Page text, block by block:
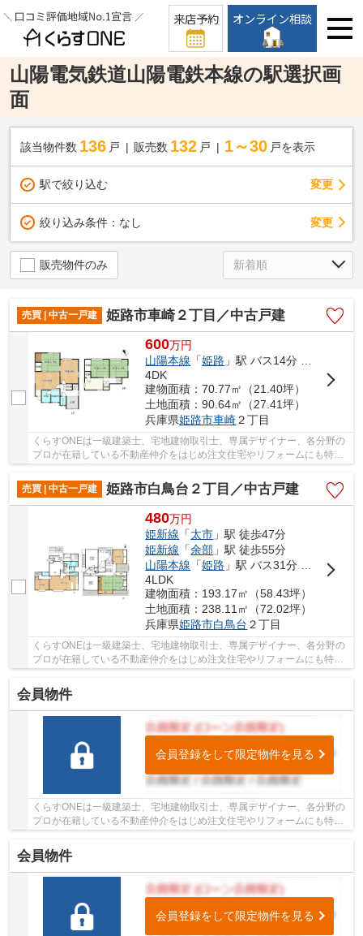
来店予約 オンライン相談
山陽電気鉄道山陽電鉄本線の駅選択画
面
該当物件数 136 戸 販売数 132 戸 1～30 戸を表示
駅で絞り込む 変更
絞り込み条件： なし 変更
販売物件のみ
売買 | 中古一戸建 姫路市車崎２丁目／中古戸建
600万円
山陽本線 「姫路 」駅 バス14分 「琴丘」 停歩5分
4DK
建物面積：70.77㎡（21.40坪）
土地面積：90.64㎡（27.41坪）
兵庫県姫路市車崎２丁目
くらすONEは一級建築士、宅地建物取引士、専属デザイナー、各分野の
プロが在籍している不動産仲介をはじめ注文住宅やリフォームにも特化
しているお店です♪住まいに関する事は何でも気...
売買 | 中古一戸建
姫路市白鳥台２丁目／中古戸建
480万円
姫新線 「太市 」駅 徒歩47分
姫新線 「余部 」駅 徒歩55分
山陽本線 「姫路 」駅 バス31分 「白鳥台３丁目」 停歩7分
4LDK
建物面積：193.17㎡（58.43坪）
土地面積：238.11㎡（72.02坪）
兵庫県姫路市白鳥台 ２丁目
くらすONEは一級建築士、宅地建物取引士、専属デザイナー、各分野の
プロが在籍している不動産仲介をはじめ注文住宅やリフォームにも特化
会員物件
会員登録をして限定物件を見る
くらすONEは一級建築士、宅地建物取引士、専属デザイナー、各分野の
プロが在籍している不動産仲介をはじめ注文住宅やリフォームにも特化
会員物件
会員登録をして限定物件を見る